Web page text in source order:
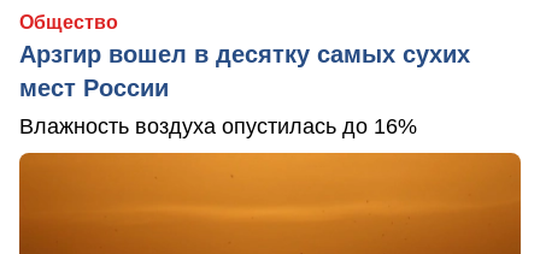
Общество
Арзгир вошел в десятку самых сухих
мест России
Влажность воздуха опустилась до 16%